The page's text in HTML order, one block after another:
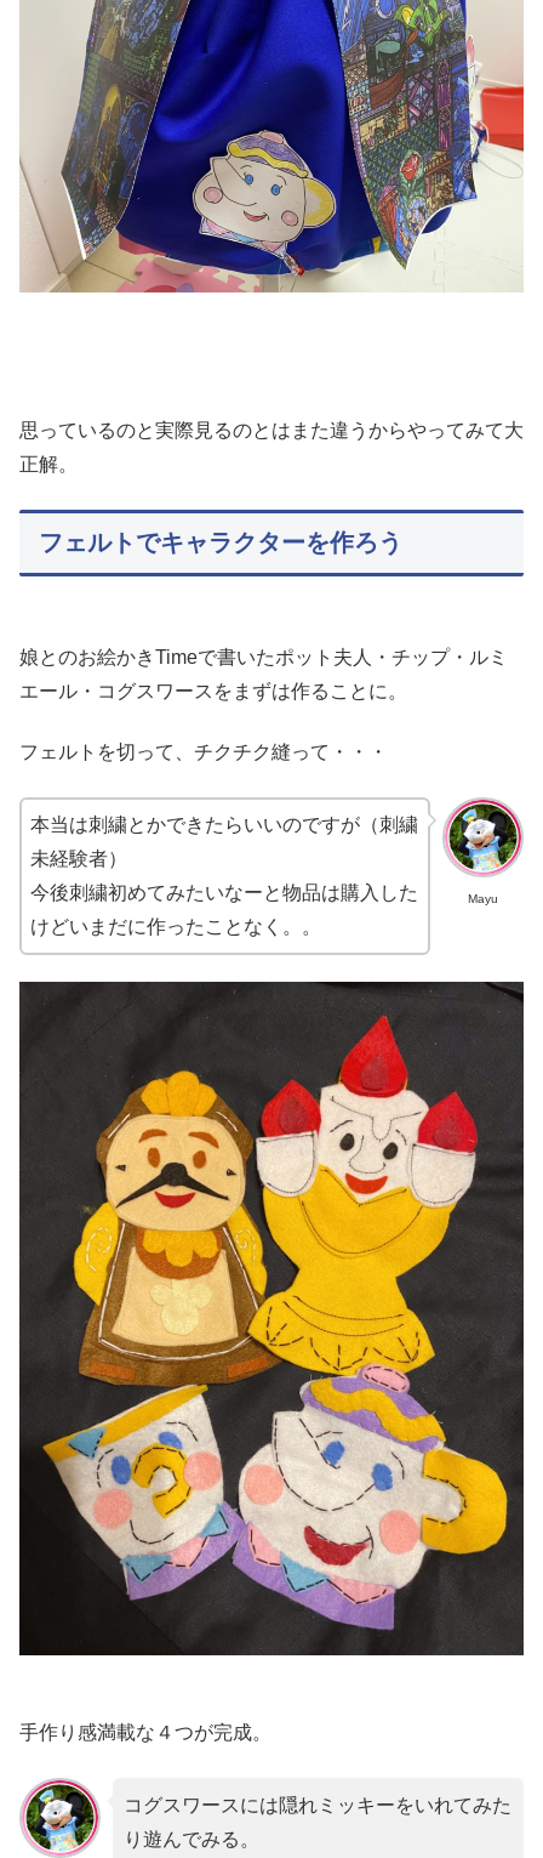
思っているのと実際見るのとはまた違うからやってみて大
正解。
フェルトでキャラクターを作ろう
娘とのお絵かきTimeで書いたポット夫人・チップ・ルミ
エール・コグスワースをまずは作ることに。
フェルトを切って、チクチク縫って・・・
Mayu
本当は刺繍とかできたらいいのですが（刺繍
未経験者）
今後刺繍初めてみたいなーと物品は購入した
けどいまだに作ったことなく。。
手作り感満載な４つが完成。
コグスワースには隠れミッキーをいれてみた
り遊んでみる。